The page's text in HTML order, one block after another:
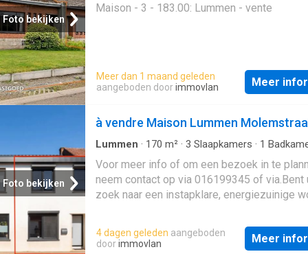
Foto bekijken
Maison - 3 - 183.00: Lummen - vente
Meer dan 1 maand geleden
aangeboden doorimmovlan Meer
Foto bekijken
à vendre Maison Lummen
Lummen · 170 m² · 3 Slaapkamers · 1
Parkeerplaats
Voor meer info of om een bezoek in te
neem contact op via 016199345 of via.Bent
zoek naar een instapklare, energiezuinige
Lummen iets voor u! Enkele van de vele
De woning werd volledig gerenoveerd in
4 dagen geleden aangeboden
doorimmovlan Meer